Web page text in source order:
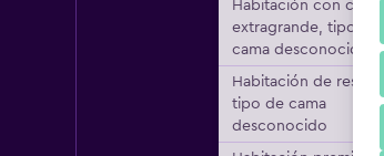
Habitación con cama
extragrande, tipo de
cama desconocido
Habitación de resort,
tipo de cama
desconocido